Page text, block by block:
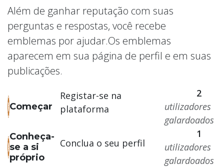
Além de ganhar reputação com suas
perguntas e respostas, você recebe
emblemas por ajudar.Os emblemas
aparecem em sua página de perfil e em suas
publicações.
Começar
Registar-se na
plataforma
2
utilizadores
galardoados
Conheça-
se a si
próprio
Conclua o seu perfil
1
utilizadores
galardoados